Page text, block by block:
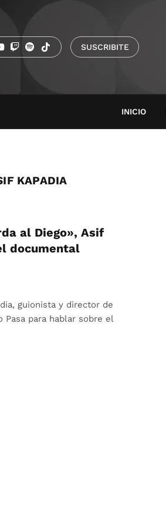
SUSCRIBITE
INICIO
KAPADIA
al Diego», Asif
documental
guionista y director de
Pasa para hablar sobre el